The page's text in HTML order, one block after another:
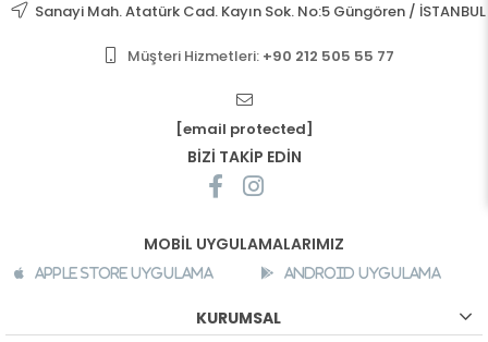
Sanayi Mah. Atatürk Cad. Kayın Sok. No:5 Güngören / İSTANBUL
Müşteri Hizmetleri: +90 212 505 55 77
[email protected]
BİZİ TAKİP EDİN
MOBİL UYGULAMALARIMIZ
Apple Store Uygulama Android Uygulama
KURUMSAL